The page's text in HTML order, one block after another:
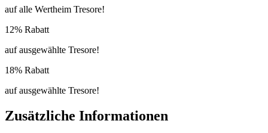
auf alle Wertheim Tresore!
12% Rabatt
auf ausgewählte Tresore!
18% Rabatt
auf ausgewählte Tresore!
Zusätzliche Informationen